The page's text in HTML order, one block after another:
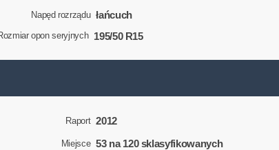
Napęd rozrządu łańcuch
opon seryjnych 195/50 R15
Raport 2012
Miejsce 53 na 120 sklasyfikowanych